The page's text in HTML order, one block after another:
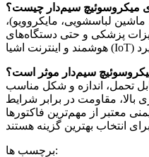
میکروسوئیچ سیم‌دار چیست؟
لباسشویی، مایکروویو)،
پزشکی و حتی دستگاه‌های
سیم‌دار موثر است؟
تحمل، اندازه و شکل مناسب
مقاومت در برابر شرایط
معتبر از مهم‌ترین فاکتورها
برچسب ها: